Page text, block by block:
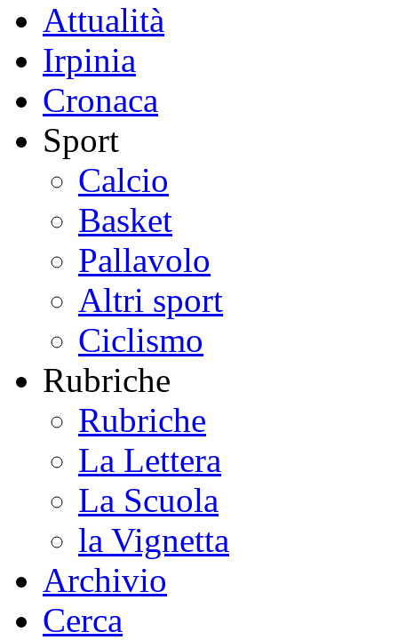
Attualità
Irpinia
Cronaca
Sport
Calcio
Basket
Pallavolo
Altri sport
Ciclismo
Rubriche
Rubriche
La Lettera
La Scuola
la Vignetta
Archivio
Cerca